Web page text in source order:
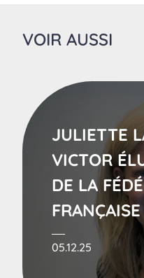
VOIR AUSSI
JULIETTE
VICTOR
DE LA
05.12.25